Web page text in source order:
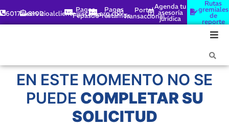
6017448100servicioalcliente@scare.org.co
Pagos
Fepasde
Pagos
Préstamos
Portal
Transaccional
Agenda tu
asesoría
jurídica
Rutas
gremiales
de
reporte
EN ESTE MOMENTO NO SE
PUEDE COMPLETAR SU
SOLICITUD